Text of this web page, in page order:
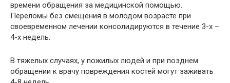
времени обращения за медицинской помощью.
Переломы без смещения в молодом возрасте при
своевременном лечении консолидируются в течение 3-х –
4-х недель.
В тяжелых случаях, у пожилых людей и при позднем
обращении к врачу повреждения костей могут заживать